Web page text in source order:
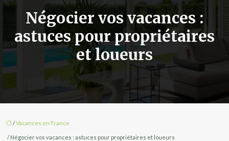
Négocier vos vacances :
astuces pour propriétaires
et loueurs
/Vacances en France
/ Négocier vos vacances : astuces pour propriétaires et loueurs